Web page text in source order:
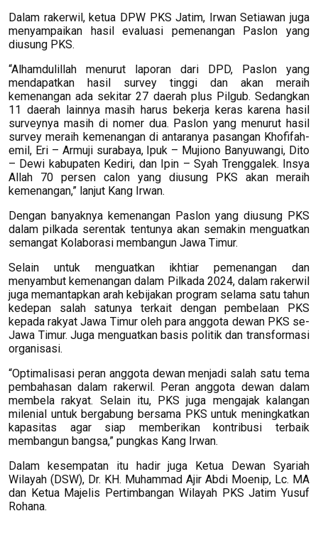
Dalam rakerwil, ketua DPW PKS Jatim, Irwan Setiawan juga
menyampaikan hasil evaluasi pemenangan Paslon yang
diusung PKS.
“Alhamdulillah menurut laporan dari DPD, Paslon yang
mendapatkan hasil survey tinggi dan akan meraih
kemenangan ada sekitar 27 daerah plus Pilgub. Sedangkan
11 daerah lainnya masih harus bekerja keras karena hasil
surveynya masih di nomer dua. Paslon yang menurut hasil
survey meraih kemenangan di antaranya pasangan Khofifah-
emil, Eri – Armuji surabaya, Ipuk – Mujiono Banyuwangi, Dito
– Dewi kabupaten Kediri, dan Ipin – Syah Trenggalek. Insya
Allah 70 persen calon yang diusung PKS akan meraih
kemenangan,” lanjut Kang Irwan.
Dengan banyaknya kemenangan Paslon yang diusung PKS
dalam pilkada serentak tentunya akan semakin menguatkan
semangat Kolaborasi membangun Jawa Timur.
Selain untuk menguatkan ikhtiar pemenangan dan
menyambut kemenangan dalam Pilkada 2024, dalam rakerwil
juga memantapkan arah kebijakan program selama satu tahun
kedepan salah satunya terkait dengan pembelaan PKS
kepada rakyat Jawa Timur oleh para anggota dewan PKS se-
Jawa Timur. Juga menguatkan basis politik dan transformasi
organisasi.
“Optimalisasi peran anggota dewan menjadi salah satu tema
pembahasan dalam rakerwil. Peran anggota dewan dalam
membela rakyat. Selain itu, PKS juga mengajak kalangan
milenial untuk bergabung bersama PKS untuk meningkatkan
kapasitas agar siap memberikan kontribusi terbaik
membangun bangsa,” pungkas Kang Irwan.
Dalam kesempatan itu hadir juga Ketua Dewan Syariah
Wilayah (DSW), Dr. KH. Muhammad Ajir Abdi Moenip, Lc. MA
dan Ketua Majelis Pertimbangan Wilayah PKS Jatim Yusuf
Rohana.